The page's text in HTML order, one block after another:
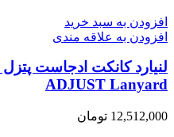
افزودن به سبد خرید
افزودن به علاقه مندی
ADJUST Lanyard
12,512,000 تومان